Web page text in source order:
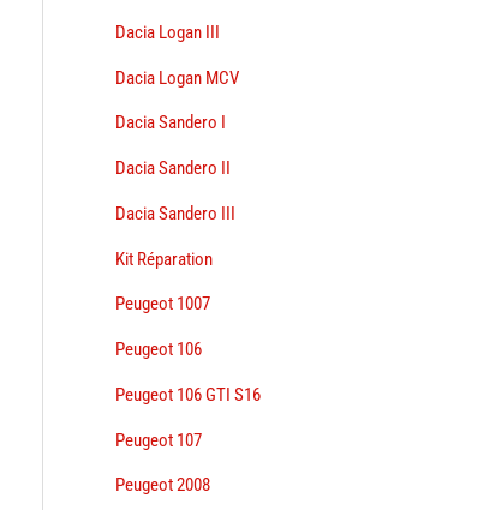
Dacia Logan III
Dacia Logan MCV
Dacia Sandero I
Dacia Sandero II
Dacia Sandero III
Kit Réparation
Peugeot 1007
Peugeot 106
Peugeot 106 GTI S16
Peugeot 107
Peugeot 2008